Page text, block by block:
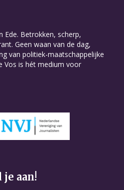
Ede. Betrokken, scherp,
Geen waan van de dag,
van politiek-maatschappelijke
Vos is hét medium voor
aan!